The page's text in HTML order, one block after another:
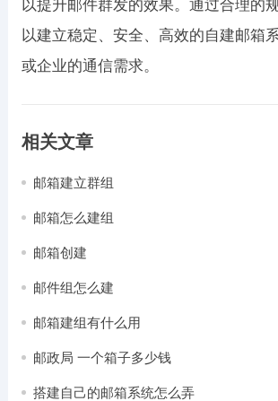
以提升邮件群发的效果。通过合理的
以建立稳定、安全、高效的自建邮箱
或企业的通信需求。
相关文章
邮箱建立群组
邮箱怎么建组
邮箱创建
邮件组怎么建
邮箱建组有什么用
邮政局 一个箱子多少钱
搭建自己的邮箱系统怎么弄